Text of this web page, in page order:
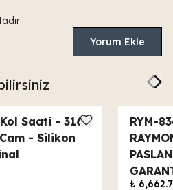
Yorum Ekle
Saati - 316
- Silikon
RYM-
₺